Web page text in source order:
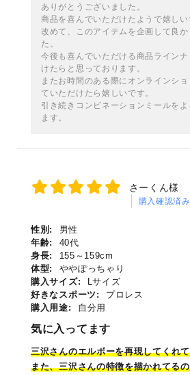
ありがとうございました。
商品を喜んでいただけたようで嬉しい
改めて、このアイテムを企画して良か
た。
今後も喜んでいただける商品ライン
けたらと思っております。
またお時間のある際にオンラインシ
ていただけたら嬉しいです。
引き続きコンビネーションミールを
ます。
さーくん様
購入確認済み
性別:
男性
年齢:
40代
身長:
155～159cm
体型:
ややぽっちゃり
購入サイズ:
Lサイズ
好きなスポーツ:
プロレス
購入用途:
自分用
気に入ってます
三沢さんのエルボーを再現してくれ
また、三沢さんの特徴を描かれてる